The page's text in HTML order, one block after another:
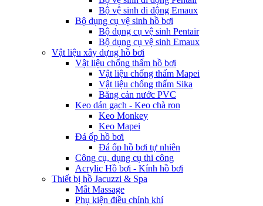
Bộ vệ sinh di động Emaux
Bộ dụng cụ vệ sinh hồ bơi
Bộ dụng cụ vệ sinh Pentair
Bộ dụng cụ vệ sinh Emaux
Vật liệu xây dựng hồ bơi
Vật liệu chống thấm hồ bơi
Vật liệu chống thấm Mapei
Vật liệu chống thấm Sika
Băng cản nước PVC
Keo dán gạch - Keo chà ron
Keo Monkey
Keo Mapei
Đá ốp hồ bơi
Đá ốp hồ bơi tự nhiên
Công cụ, dụng cụ thi công
Acrylic Hồ bơi - Kính hồ bơi
Thiết bị hồ Jacuzzi & Spa
Mắt Massage
Phụ kiện điều chỉnh khí